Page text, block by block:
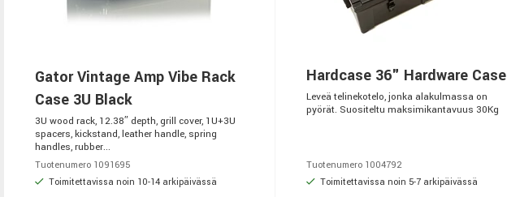
Gator Vintage Amp Vibe Rack
Case 3U Black
3U wood rack, 12.38″ depth, grill cover, 1U+3U
spacers, kickstand, leather handle, spring
handles, rubber...
Tuotenumero 1091695
Toimitettavissa noin 10-14 arkipäivässä
Hardcase 36" Hardware Case
Leveä telinekotelo, jonka alakulmassa on
pyörät. Suositeltu maksimikantavuus 30Kg
Tuotenumero 1004792
Toimitettavissa noin 5-7 arkipäivässä